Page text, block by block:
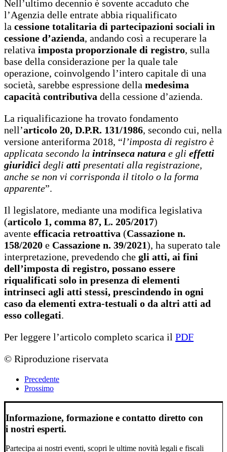
Nell’ultimo decennio è sovente accaduto che
l’Agenzia delle entrate abbia riqualificato
la cessione totalitaria di partecipazioni sociali in
cessione d’azienda, andando così a recuperare la
relativa imposta proporzionale di registro, sulla
base della considerazione per la quale tale
operazione, coinvolgendo l’intero capitale di una
società, sarebbe espressione della medesima
capacità contributiva della cessione d’azienda.
La riqualificazione ha trovato fondamento
nell’articolo 20, D.P.R. 131/1986, secondo cui, nella
versione anteriforma 2018, “l’imposta di registro è
applicata secondo la intrinseca natura e gli effetti
giuridici degli atti presentati alla registrazione,
anche se non vi corrisponda il titolo o la forma
apparente”.
Il legislatore, mediante una modifica legislativa
(articolo 1, comma 87, L. 205/2017)
avente efficacia retroattiva (Cassazione n.
158/2020 e Cassazione n. 39/2021), ha superato tale
interpretazione, prevedendo che gli atti, ai fini
dell’imposta di registro, possano essere
riqualificati solo in presenza di elementi
intrinseci agli atti stessi, prescindendo in ogni
caso da elementi extra-testuali o da altri atti ad
esso collegati.
Per leggere l’articolo completo scarica il PDF
© Riproduzione riservata
Precedente
Prossimo
Informazione, formazione e contatto diretto con
i nostri esperti.
Partecipa ai nostri eventi, scopri le ultime novità legali e fiscali